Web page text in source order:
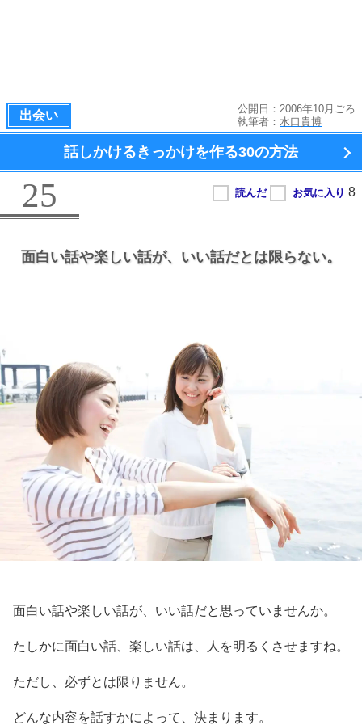
出会い
公開日：2006年10月ごろ
執筆者： 水口貴博
話しかけるきっかけを作る30の方法
25
面白い話や楽しい話が、 いい話だとは限らない。
面白い話や楽しい話が、いい話だと思っていませんか。
たしかに面白い話、楽しい話は、人を明るくさせますね。
ただし、必ずとは限りません。
どんな内容を話すかによって、決まります。